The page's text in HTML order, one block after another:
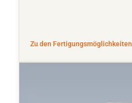
Zu den Fertigungsmöglichkeiten